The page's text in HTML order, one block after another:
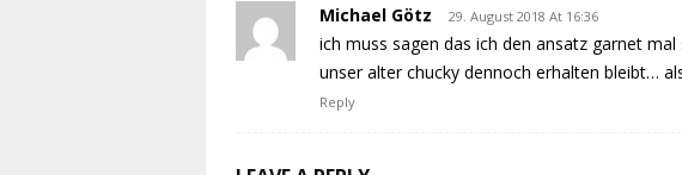
Michael Götz 29. August 2018 At 16:36
ich muss sagen das ich den ansatz garnet
unser alter chucky dennoch erhalten bleibt…
Reply